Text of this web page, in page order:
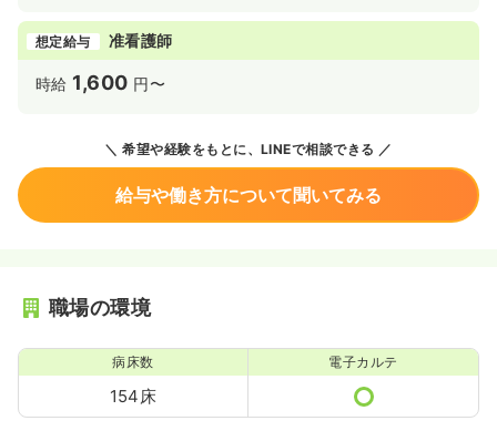
想定給与 准看護師
時給 1,600 円〜
希望や経験をもとに、LINEで相談できる
給与や働き方について聞いてみる
職場の環境
病床数
154床
電子カルテ